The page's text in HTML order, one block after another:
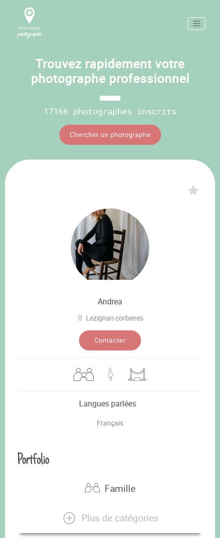
Trouvez rapidement votre
photographe professionnel
17166 photographes inscrits
Chercher un photographe
Andrea
Lezignan corbieres
Contacter
Langues parlées
Français
Portfolio
Famille
Plus de catégories